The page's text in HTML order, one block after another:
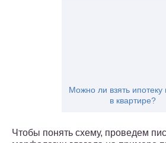
Можно ли взять
в квартире?
Чтобы понять схему, проведем